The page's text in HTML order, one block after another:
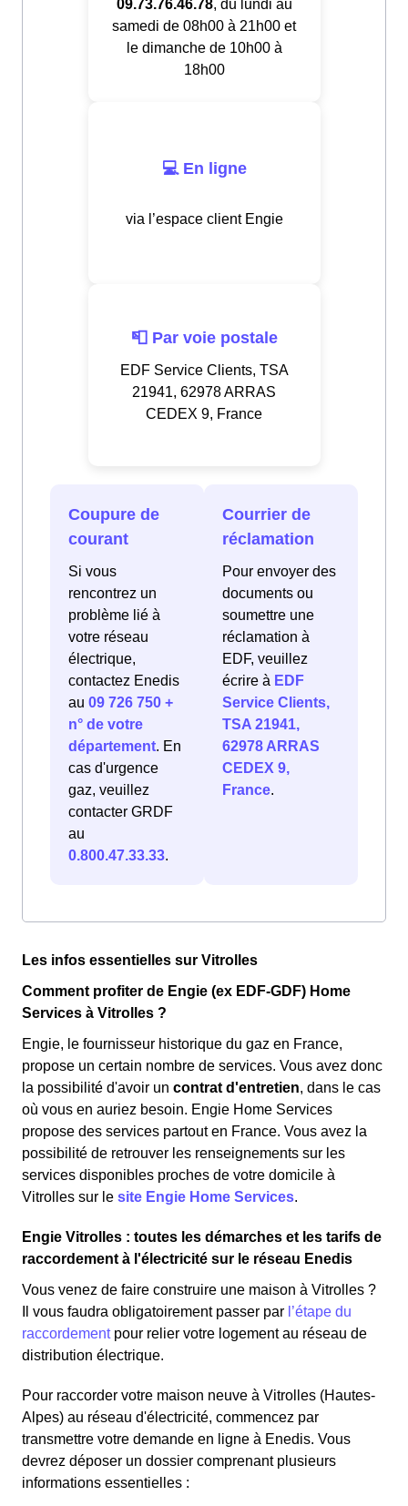
09.73.76.46.78, du lundi au
samedi de 08h00 à 21h00 et
le dimanche de 10h00 à
18h00
💻 En ligne
via l’espace client Engie
📮 Par voie postale
EDF Service Clients, TSA
21941, 62978 ARRAS
CEDEX 9, France
Coupure de
courant
Si vous
rencontrez un
problème lié à
votre réseau
électrique,
contactez Enedis
au 09 726 750 +
n° de votre
département. En
cas d'urgence
gaz, veuillez
contacter GRDF
au
0.800.47.33.33.
Courrier de
réclamation
Pour envoyer des
documents ou
soumettre une
réclamation à
EDF, veuillez
écrire à EDF
Service Clients,
TSA 21941,
62978 ARRAS
CEDEX 9,
France.
Les infos essentielles sur Vitrolles
Comment profiter de Engie (ex EDF-GDF) Home
Services à Vitrolles ?
Engie, le fournisseur historique du gaz en France,
propose un certain nombre de services. Vous avez donc
la possibilité d'avoir un contrat d'entretien, dans le cas
où vous en auriez besoin. Engie Home Services
propose des services partout en France. Vous avez la
possibilité de retrouver les renseignements sur les
services disponibles proches de votre domicile à
Vitrolles sur le site Engie Home Services.
Engie Vitrolles : toutes les démarches et les tarifs de
raccordement à l'électricité sur le réseau Enedis
Vous venez de faire construire une maison à Vitrolles ?
Il vous faudra obligatoirement passer par l’étape du
raccordementpour relier votre logement au réseau de
distribution électrique.
Pour raccorder votre maison neuve à Vitrolles (Hautes-
Alpes) au réseau d'électricité, commencez par
transmettre votre demande en ligne à Enedis. Vous
devrez déposer un dossier comprenant plusieurs
informations essentielles :